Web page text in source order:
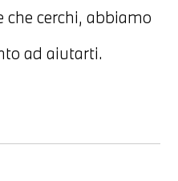
che cerchi, abbiamo
ad aiutarti.